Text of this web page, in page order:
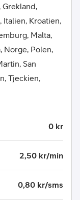
Grekland,
Italien, Kroatien,
Malta,
Norge, Polen,
San
Tjeckien,
0 kr
2,50 kr/min
0,80 kr/sms